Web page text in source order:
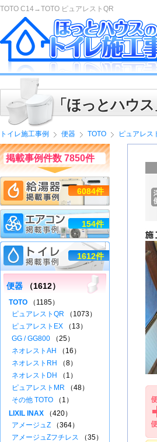
TOTO C14→TOTO ピュアレストQR
「ほっとハウ
トイレ施工事例 便器 TOTO ピュアレス
掲載事例件数 7850件
6084件
154件
1612件
便器 （1612）
TOTO （1185）
ピュアレストQR （1073）
ピュアレストEX （13）
GG / GG800 （25）
ネオレストAH
（16）
ネオレストRH
（8）
ネオレストDH
（1）
ピュアレストMR （48）
その他 TOTO （1）
LIXIL INAX （420）
アメージュZ （364）
アメージュZフチレス （35）